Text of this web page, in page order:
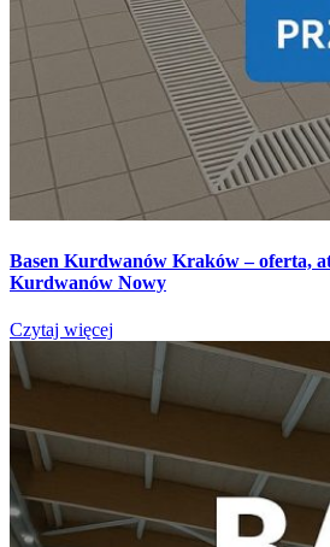
Basen Kurdwanów Kraków – oferta,
Kurdwanów Nowy
Czytaj więcej